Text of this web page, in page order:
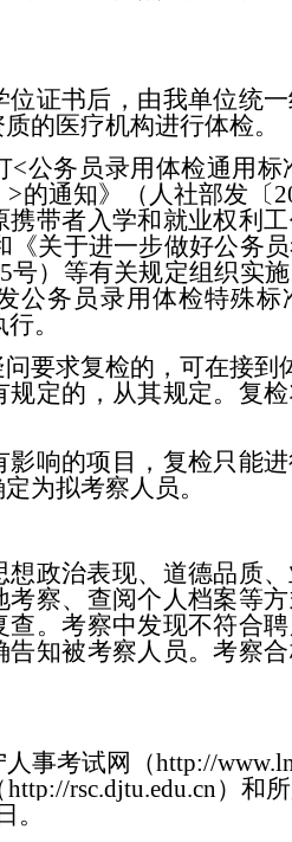
证书后，由我单位统
质的医疗机构进行体检。
<公务员录用体检通用
的通知》（人社部发〔
带者入学和就业权利工
《关于进一步做好公务
号）等有关规定组织实
公务员录用体检特殊标
。
要求复检的，可在接到
定的，从其规定。复
响的项目，复检只能
为拟考察人员。
政治表现、道德品质
察、查阅个人档案等
。考察中发现不符合
知被考察人员。考察
事考试网（http://
http://rsc.djtu.edu.cn） 和
。